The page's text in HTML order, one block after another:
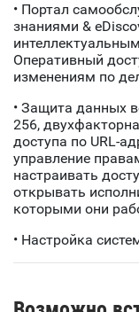
• Портал
знаниями &
Оперативный
изменениям по
• Защита данных
256,
доступа по URL-
управление
настраивать
открывать
которыми они
• Настройка